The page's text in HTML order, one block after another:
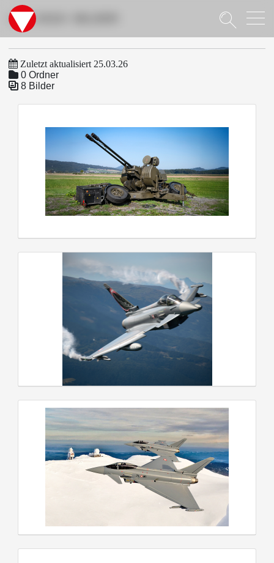
Suche
LUV 2032+ BILDER
Zuletzt aktualisiert 25.03.26
0 Ordner
8 Bilder